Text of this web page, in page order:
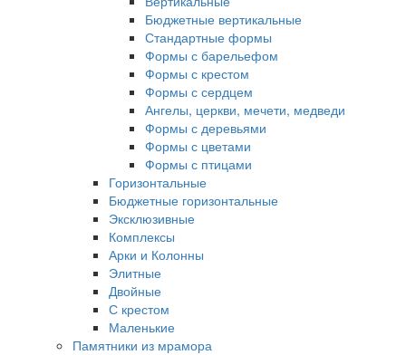
Бюджетные вертикальные
Стандартные формы
Формы с барельефом
Формы с крестом
Формы с сердцем
Ангелы, церкви, мечети, медведи
Формы с деревьями
Формы с цветами
Формы с птицами
Горизонтальные
Бюджетные горизонтальные
Эксклюзивные
Комплексы
Арки и Колонны
Элитные
Двойные
С крестом
Маленькие
Памятники из мрамора